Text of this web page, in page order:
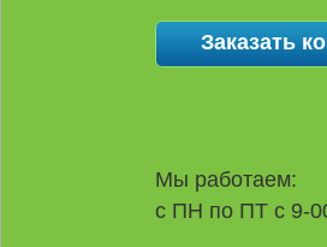
Мы работаем:
с ПН по ПТ с 9-